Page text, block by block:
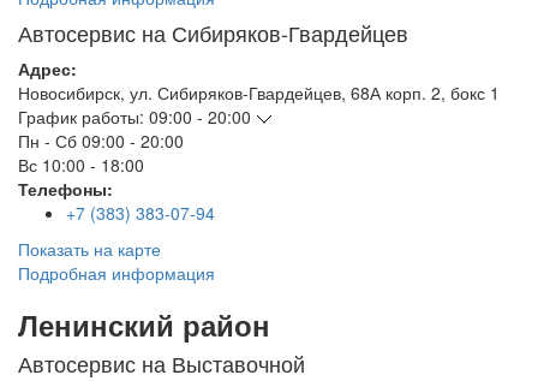
Автосервис на Сибиряков-Гвардейцев
Адрес:
Новосибирск, ул. Сибиряков-Гвардейцев, 68А корп. 2, бокс 1
График работы: 09:00 - 20:00
Пн - Сб 09:00 - 20:00
Вс 10:00 - 18:00
Телефоны:
+7 (383) 383-07-94
Показать на карте
Подробная информация
Ленинский район
Автосервис на Выставочной